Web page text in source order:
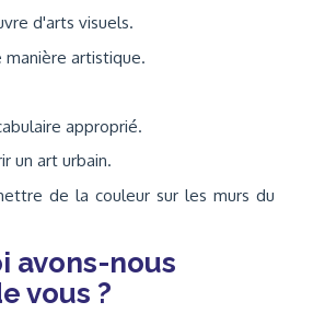
d'arts visuels.
artistique.
approprié.
un art urbain.
de la couleur sur les murs du
avons-nous
vous ?